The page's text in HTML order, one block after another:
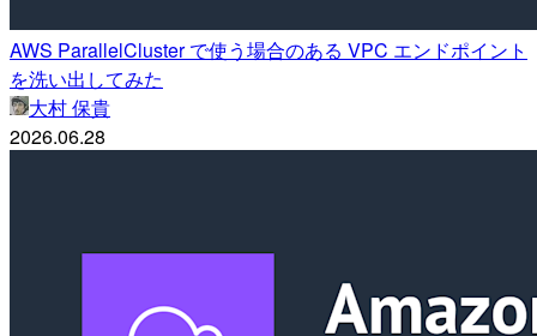
AWS ParallelCluster で使う場合のある VPC エンドポイント
を洗い出してみた
大村 保貴
2026.06.28